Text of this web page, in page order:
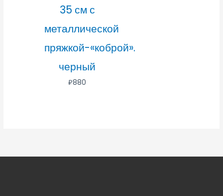
35 см с
металлической
пряжкой-«коброй».
черный
₽880